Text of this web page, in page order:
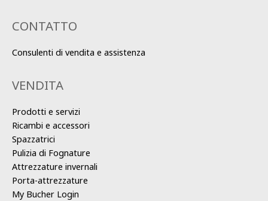
CONTATTO
Consulenti di vendita e assistenza
VENDITA
Prodotti e servizi
Ricambi e accessori
Spazzatrici
Pulizia di Fognature
Attrezzature invernali
Porta-attrezzature
My Bucher Login